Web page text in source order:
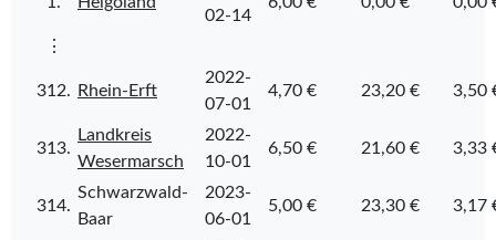
02-14
⋮
312. Rhein-Erft
2022-
07-01
4,70 € 23,20 € 3,50
313.
Landkreis
Wesermarsch
2022-
10-01
6,50 € 21,60 € 3,33
314.
Schwarzwald-
Baar
2023-
06-01
5,00 € 23,30 € 3,17